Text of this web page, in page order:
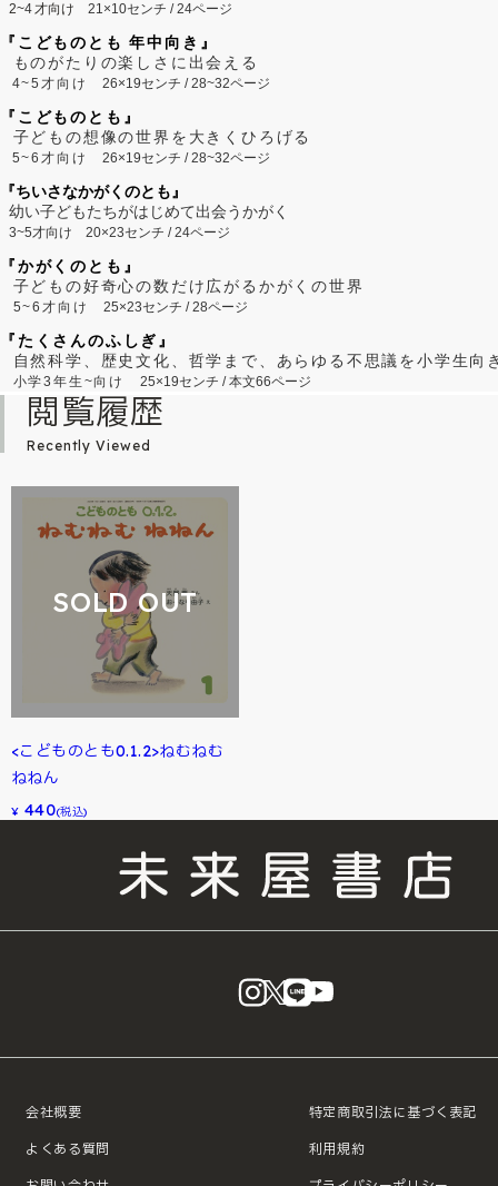
2~4才向け 21×10センチ / 24ページ
『こどものとも 年中向き』
ものがたりの楽しさに出会える
4~5才向け26×19センチ / 28~32ページ
『こどものとも』
子どもの想像の世界を大きくひろげる
5~6才向け26×19センチ / 28~32ページ
『ちいさなかがくのとも』
幼い子どもたちがはじめて出会うかがく
3~5才向け 20×23センチ / 24ページ
『かがくのとも』
子どもの好奇心の数だけ広がるかがくの世界
5~6才向け25×23センチ / 28ページ
『たくさんのふしぎ』
自然科学、歴史文化、哲学まで、あらゆる不思議を小学生向
小学3年生~向け 25×19センチ / 本文66ページ
閲覧履歴
Recently Viewed
SOLD OUT
<こどものとも0.1.2>ねむねむ
ねねん
¥ 440(税込)
instagram
X LINE
会社概要
よくある質問
特定商取引法に基づく表記
利用規約